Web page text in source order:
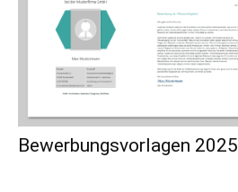
Bewerbungsvorlagen 2025